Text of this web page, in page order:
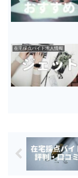
在宅採点バイト求人情報